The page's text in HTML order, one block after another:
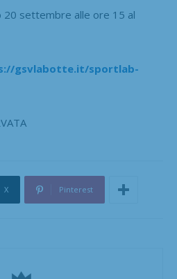
settembre alle ore 15 al
gsvlabotte.it/sportlab-
X Pinterest